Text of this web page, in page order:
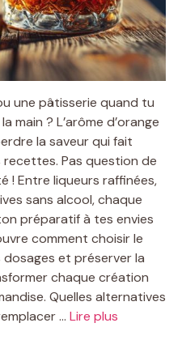
une pâtisserie quand tu
main ? L’arôme d’orange
la saveur qui fait
Pas question de
! Entre liqueurs raffinées,
sans alcool, chaque
préparatif à tes envies
comment choisir le
et préserver la
chaque création
Quelles alternatives
… Lire plus